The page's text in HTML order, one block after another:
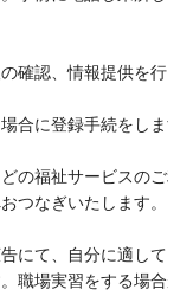
確認、情報提供を行
合に登録手続をしま
の福祉サービスのご
つなぎいたします。
にて、自分に適して
職場実習をする場合